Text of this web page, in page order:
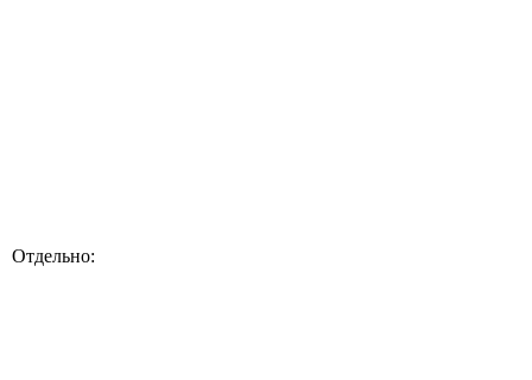
Отдельно: